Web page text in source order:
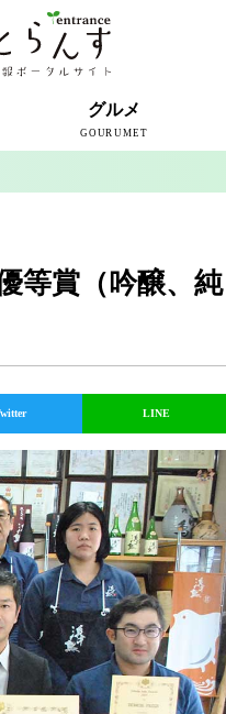
グルメ
GOURUMET
等賞（吟醸、純
LINE